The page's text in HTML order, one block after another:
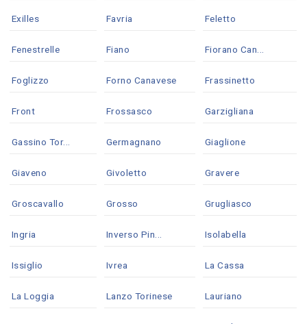
Exilles Favria Feletto
Fenestrelle Fiano Fiorano Can...
Foglizzo Forno Canavese Frassinetto
Front Frossasco Garzigliana
Gassino Tor... Germagnano Giaglione
Giaveno Givoletto Gravere
Groscavallo Grosso Grugliasco
Ingria Inverso Pin... Isolabella
Issiglio Ivrea La Cassa
La Loggia Lanzo Torinese Lauriano